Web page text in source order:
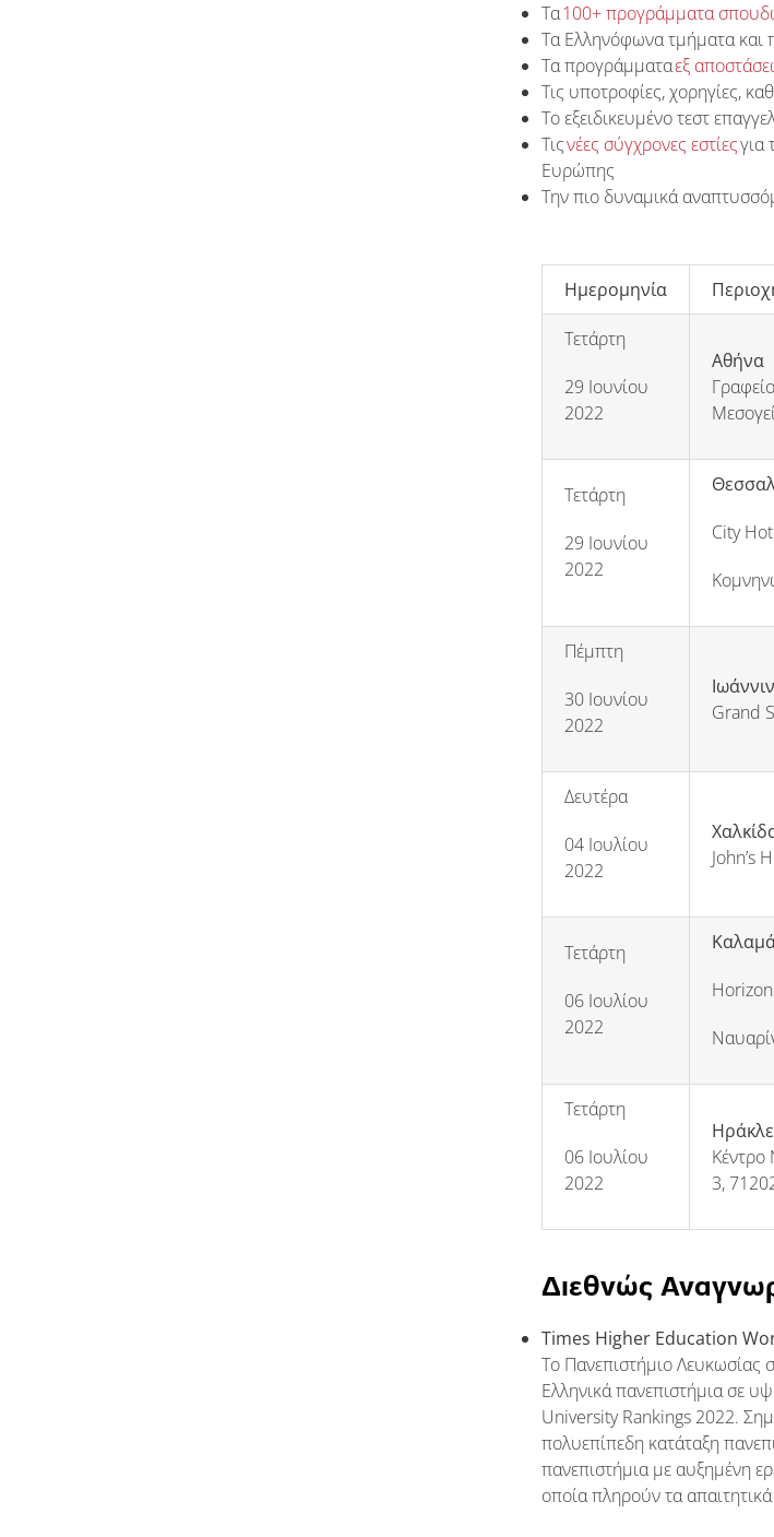
Τα100+ προγράμματα
Τα Ελληνόφωνα τμήματα
Τα προγράμματαεξ
Τις υποτροφίες, χορηγίες,
Το εξειδικευμένο τεστ
Τιςνέες σύγχρονες εστίεςγια
Ευρώπης
Την πιο δυναμικά
Ημερομηνία Π
Τετάρτη
29 Ιουνίου
2022
Αθήνα
Τετάρτη
29 Ιουνίου
2022
City
Πέμπτη
30 Ιουνίου
2022
Grand
Δευτέρα
04 Ιουλίου
2022
John’s
Τετάρτη
06 Ιουλίου
2022
Τετάρτη
06 Ιουλίου
2022
Κέντρο
3,
Διεθνώς
Times Higher Education
Το Πανεπιστήμιο Λευκωσίας
Ελληνικά πανεπιστήμια σε
University Rankings 2022.
πολυεπίπεδη κατάταξη
πανεπιστήμια με αυξημένη
οποία πληρούν τα